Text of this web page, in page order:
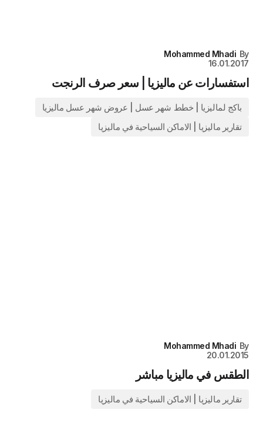
Mohammed Mhadi
عن ماليزيا | سعر صرف الرنجت
باكج لماليزيا | خطط شهر عسل | عروض شهر عسل ماليزيا
تقارير ماليزيا | الاماكن السياحية في ماليزيا
Mohammed Mhadi
في ماليزيا مباشر
تقارير ماليزيا | الاماكن السياحية في ماليزيا